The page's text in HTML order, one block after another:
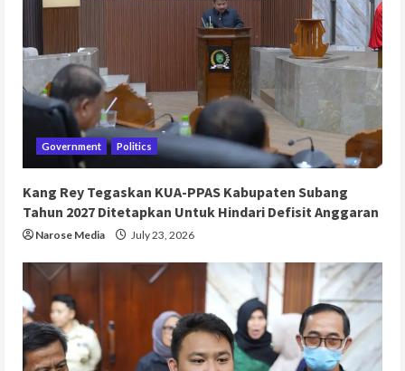
Government Politics
Kang Rey Tegaskan KUA-PPAS Kabupaten Subang
Tahun 2027 Ditetapkan Untuk Hindari Defisit Anggaran
Narose Media July 23, 2026